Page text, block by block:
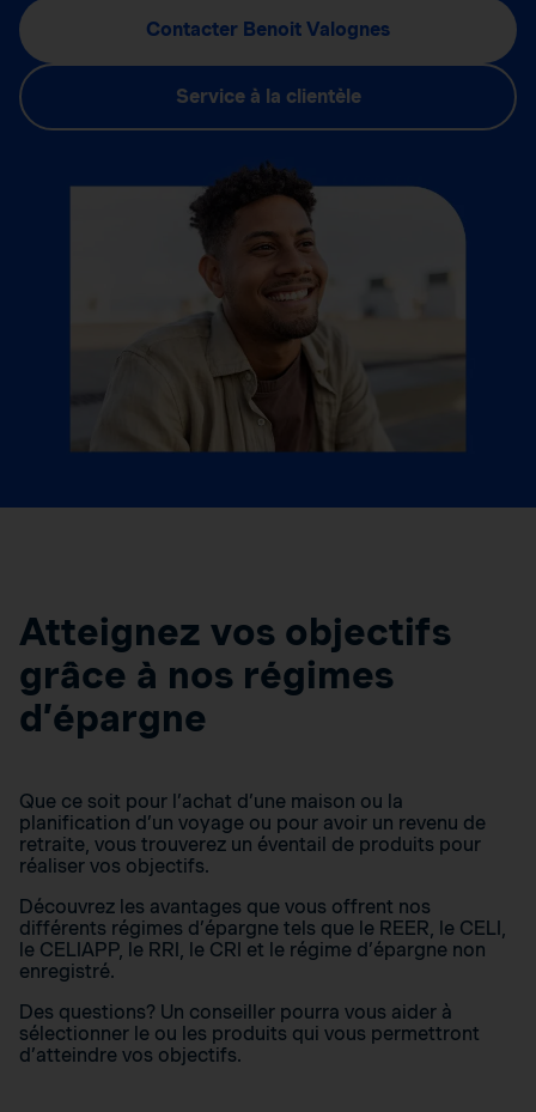
Contacter Benoit Valognes
Service à la clientèle
Atteignez vos objectifs
grâce à nos régimes
d’épargne
Que ce soit pour l’achat d’une maison ou la
planification d’un voyage ou pour avoir un revenu de
retraite, vous trouverez un éventail de produits pour
réaliser vos objectifs.
Découvrez les avantages que vous offrent nos
différents régimes d’épargne tels que le REER, le CELI,
le CELIAPP, le RRI, le CRI et le régime d’épargne non
enregistré.
Des questions? Un conseiller pourra vous aider à
sélectionner le ou les produits qui vous permettront
d’atteindre vos objectifs.